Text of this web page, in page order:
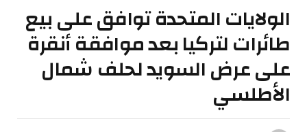
الولايات المتحدة توافق على بيع
طائرات لتركيا بعد موافقة أنقرة
على عرض السويد لحلف شمال
الأطلسي